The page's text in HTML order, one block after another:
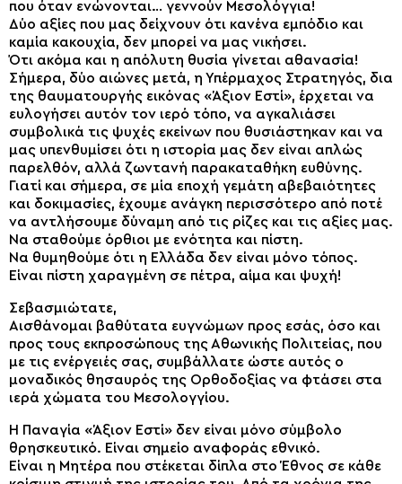
που όταν ενώνονται… γεννούν Μεσολόγγια!
Δύο αξίες που μας δείχνουν ότι κανένα εμπόδιο και
καμία κακουχία, δεν μπορεί να μας νικήσει.
Ότι ακόμα και η απόλυτη θυσία γίνεται αθανασία!
Σήμερα, δύο αιώνες μετά, η Υπέρμαχος Στρατηγός, δια
της θαυματουργής εικόνας «Άξιον Εστί», έρχεται να
ευλογήσει αυτόν τον ιερό τόπο, να αγκαλιάσει
συμβολικά τις ψυχές εκείνων που θυσιάστηκαν και να
μας υπενθυμίσει ότι η ιστορία μας δεν είναι απλώς
παρελθόν, αλλά ζωντανή παρακαταθήκη ευθύνης.
Γιατί και σήμερα, σε μία εποχή γεμάτη αβεβαιότητες
και δοκιμασίες, έχουμε ανάγκη περισσότερο από ποτέ
να αντλήσουμε δύναμη από τις ρίζες και τις αξίες μας.
Να σταθούμε όρθιοι με ενότητα και πίστη.
Να θυμηθούμε ότι η Ελλάδα δεν είναι μόνο τόπος.
Είναι πίστη χαραγμένη σε πέτρα, αίμα και ψυχή!
Σεβασμιώτατε,
Αισθάνομαι βαθύτατα ευγνώμων προς εσάς, όσο και
προς τους εκπροσώπους της Αθωνικής Πολιτείας, που
με τις ενέργειές σας, συμβάλλατε ώστε αυτός ο
μοναδικός θησαυρός της Ορθοδοξίας να φτάσει στα
ιερά χώματα του Μεσολογγίου.
Η Παναγία «Άξιον Εστί» δεν είναι μόνο σύμβολο
θρησκευτικό. Είναι σημείο αναφοράς εθνικό.
Είναι η Μητέρα που στέκεται δίπλα στο Έθνος σε κάθε